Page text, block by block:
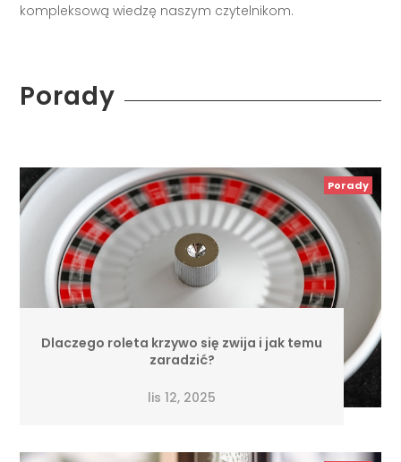
kompleksową wiedzę naszym czytelnikom.
Porady
Porady
Dlaczego roleta krzywo się zwija i jak temu
zaradzić?
lis 12, 2025